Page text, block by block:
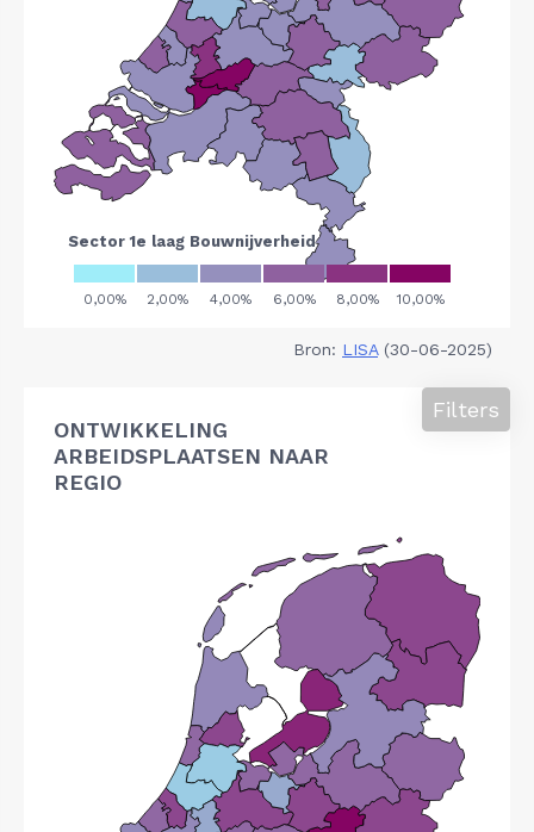
Bron: LISA(30-06-2025)
ONTWIKKELING
ARBEIDSPLAATSEN NAAR
REGIO
Filters